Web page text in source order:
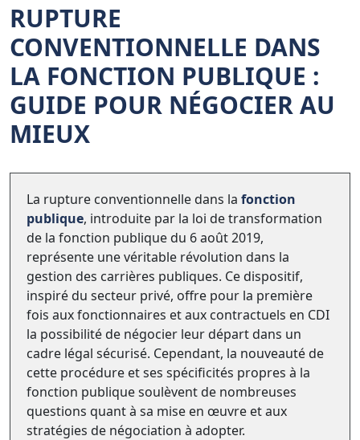
RUPTURE
CONVENTIONNELLE DANS
LA FONCTION PUBLIQUE :
GUIDE POUR NÉGOCIER AU
MIEUX
La rupture conventionnelle dans la fonction
publique, introduite par la loi de transformation
de la fonction publique du 6 août 2019,
représente une véritable révolution dans la
gestion des carrières publiques. Ce dispositif,
inspiré du secteur privé, offre pour la première
fois aux fonctionnaires et aux contractuels en CDI
la possibilité de négocier leur départ dans un
cadre légal sécurisé. Cependant, la nouveauté de
cette procédure et ses spécificités propres à la
fonction publique soulèvent de nombreuses
questions quant à sa mise en œuvre et aux
stratégies de négociation à adopter.